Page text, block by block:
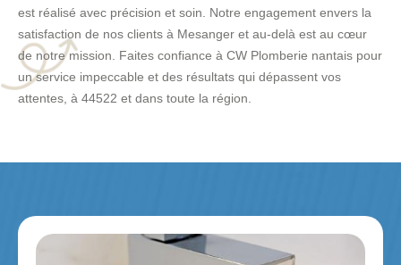
est réalisé avec précision et soin. Notre engagement envers la
satisfaction de nos clients à Mesanger et au-delà est au cœur
de notre mission. Faites confiance à CW Plomberie nantais pour
un service impeccable et des résultats qui dépassent vos
attentes, à 44522 et dans toute la région.